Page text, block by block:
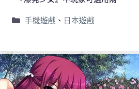
手機遊戲、 日本遊戲